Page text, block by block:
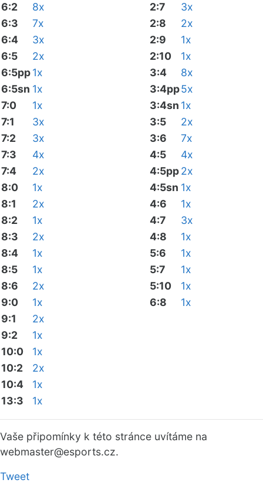
6:2
8x
6:3
7x
6:4
3x
6:5
2x
6:5pp1x
6:5sn 1x
7:0
1x
7:1
3x
7:2
3x
7:3
4x
7:4
2x
8:0
1x
8:1
2x
8:2
1x
8:3
2x
8:4
1x
8:5
1x
8:6
2x
9:0
1x
9:1
2x
9:2
1x
10:0
1x
10:2
2x
10:4
1x
13:3
1x
2:7
3x
2:8
2x
2:9
1x
2:10
1x
3:4
8x
3:4pp5x
3:4sn 1x
3:5
2x
3:6
7x
4:5
4x
4:5pp2x
4:5sn 1x
4:6
1x
4:7
3x
4:8
1x
5:6
1x
5:7
1x
5:10
1x
6:8
1x
Vaše připomínky k této stránce uvítáme na
webmaster@esports.cz.
Tweet